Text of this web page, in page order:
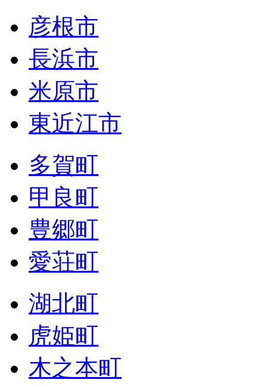
彦根市
長浜市
米原市
東近江市
多賀町
甲良町
豊郷町
愛荘町
湖北町
虎姫町
木之本町